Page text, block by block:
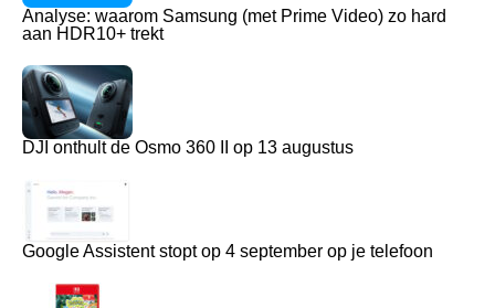
Analyse: waarom Samsung (met Prime Video) zo hard
aan HDR10+ trekt
DJI onthult de Osmo 360 II op 13 augustus
Google Assistent stopt op 4 september op je telefoon